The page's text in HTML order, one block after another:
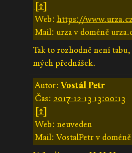
[↑]
Web: https://
Mail: urza v doméně
Tak to rozhodně není
mých přednášek.
Autor:Vostál Petr
Čas: 2017-12-13 13:00:13
[↑]
Web: neuveden
Mail: VostalPetr v